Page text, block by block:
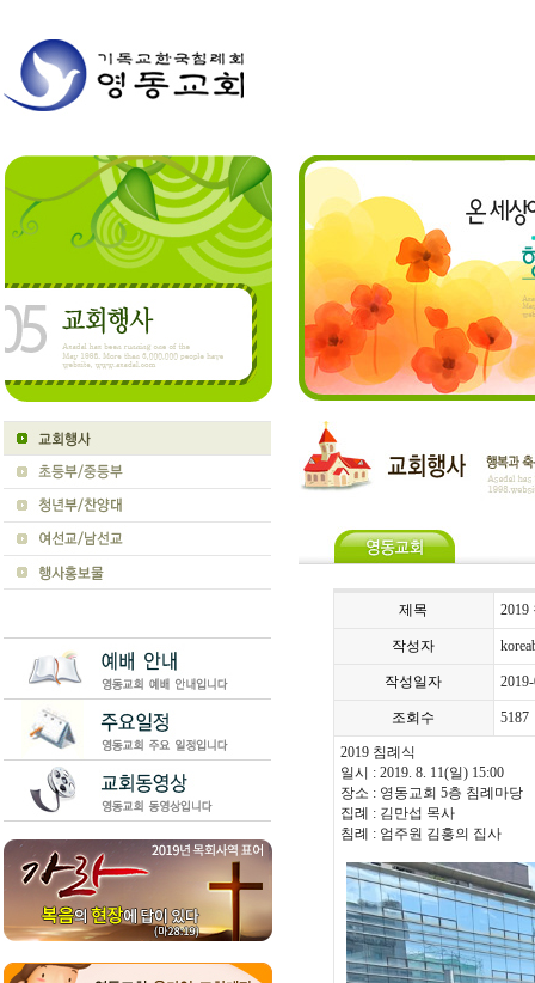
제목 2019
작성자
작성일자
조회수 5187
2019 침례식
일시 : 2019. 8. 11(일) 15:00
장소 : 영동교회 5층 침례마당
집례 : 김만섭 목사
침례 : 엄주원 김홍의 집사